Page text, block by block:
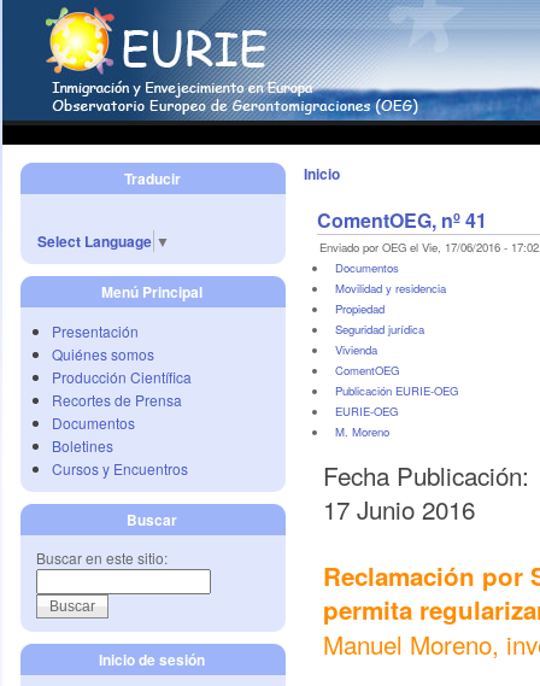
Traducir
Select Language ▼
Menú Principal
Presentación
Quiénes somos
Producción Científica
Recortes de Prensa
Documentos
Boletines
Cursos y Encuentros
Buscar
Buscar en este sitio:
Inicio de sesión
Inicio
ComentOEG, nº 41
Enviado por OEG el Vie, 17/06/2016 -
Documentos
Movilidad y residencia
Propiedad
Seguridad jurídica
Vivienda
ComentOEG
Publicación EURIE-OEG
EURIE-OEG
M. Moreno
Fecha Publicación:
17 Junio 2016
Reclamación por
permita
Manuel Moreno,